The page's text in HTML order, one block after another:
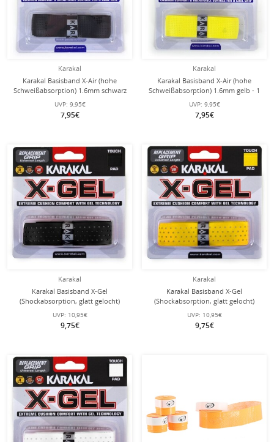
Karakal
Karakal Basisband X-Air (hohe
Schweißabsorption) 1.6mm schwarz
- 1 Stück
UVP: 9,95€
7,95€
Karakal
Karakal Basisband X-Air (hohe
Schweißabsorption) 1.6mm gelb - 1
Stück
UVP: 9,95€
7,95€
Karakal
Karakal Basisband X-Gel
(Shockabsorption, glatt gelocht)
2.2mm schwarz
UVP: 10,95€
9,75€
Karakal
Karakal Basisband X-Gel
(Shockabsorption, glatt gelocht)
2.2mm gelb
UVP: 10,95€
9,75€